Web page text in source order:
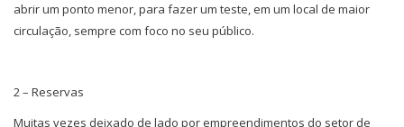
abrir um ponto menor, para fazer um teste, em um local de maior
circulação, sempre com foco no seu público.
2 – Reservas
Muitas vezes deixado de lado por empreendimentos do setor de